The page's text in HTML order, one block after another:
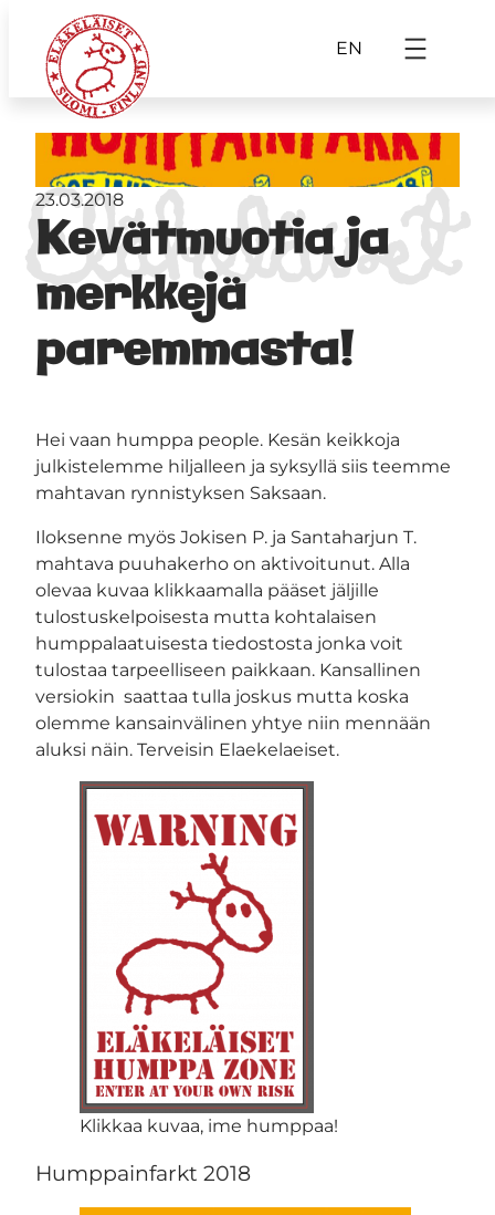
EN
Kevätmuotia ja
merkkejä
paremmasta!
23.03.2018
Hei vaan humppa people. Kesän keikkoja
julkistelemme hiljalleen ja syksyllä siis teemme
mahtavan rynnistyksen Saksaan.
Iloksenne myös Jokisen P. ja Santaharjun T.
mahtava puuhakerho on aktivoitunut. Alla
olevaa kuvaa klikkaamalla pääset jäljille
tulostuskelpoisesta mutta kohtalaisen
humppalaatuisesta tiedostosta jonka voit
tulostaa tarpeelliseen paikkaan. Kansallinen
versiokin saattaa tulla joskus mutta koska
olemme kansainvälinen yhtye niin mennään
aluksi näin. Terveisin Elaekelaeiset.
Klikkaa kuvaa, ime humppaa!
Humppainfarkt 2018